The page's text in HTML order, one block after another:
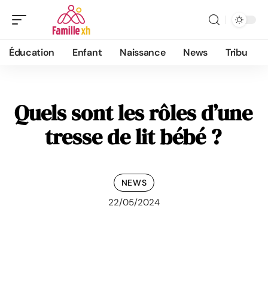
Éducation Enfant Naissance News Tribu
Quels sont les rôles d’une
tresse de lit bébé ?
NEWS
22/05/2024